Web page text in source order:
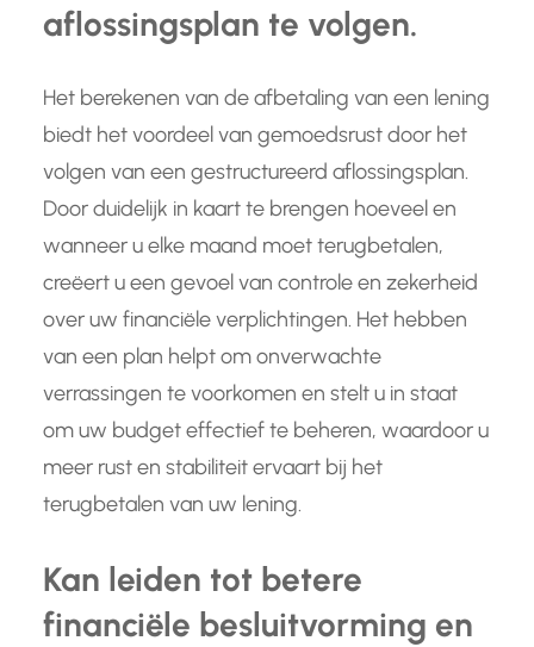
aflossingsplan te volgen.
Het berekenen van de afbetaling van een lening
biedt het voordeel van gemoedsrust door het
volgen van een gestructureerd aflossingsplan.
Door duidelijk in kaart te brengen hoeveel en
wanneer u elke maand moet terugbetalen,
creëert u een gevoel van controle en zekerheid
over uw financiële verplichtingen. Het hebben
van een plan helpt om onverwachte
verrassingen te voorkomen en stelt u in staat
om uw budget effectief te beheren, waardoor u
meer rust en stabiliteit ervaart bij het
terugbetalen van uw lening.
Kan leiden tot betere
financiële besluitvorming en